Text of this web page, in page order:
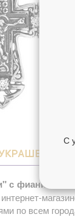
с фианитами
по всем
С